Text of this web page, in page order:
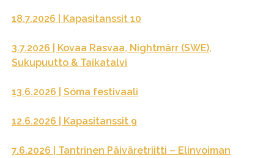
18.7.2026 | Kapasitanssit 10
3.7.2026 | Kovaa Rasvaa, Nightmärr (SWE),
Sukupuutto & Taikatalvi
13.6.2026 | Sóma festivaali
12.6.2026 | Kapasitanssit 9
7.6.2026 | Tantrinen Päiväretriitti – Elinvoiman